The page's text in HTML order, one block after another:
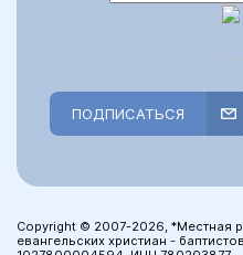
ПОДПИСАТЬСЯ
Copyright © 2007-2026, *Местная
евангельских христиан -